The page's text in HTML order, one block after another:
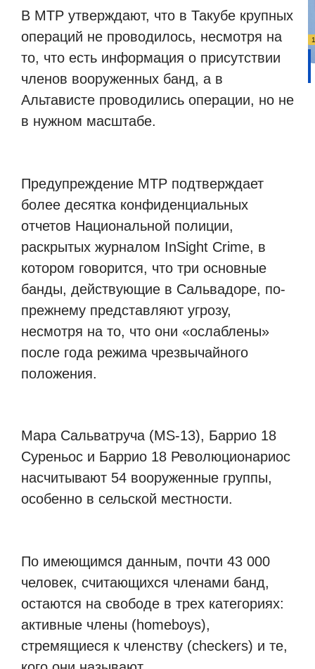
В МТР утверждают, что в Такубе крупных
операций не проводилось, несмотря на
то, что есть информация о присутствии
членов вооруженных банд, а в
Альтависте проводились операции, но не
в нужном масштабе.
Предупреждение MTP подтверждает
более десятка конфиденциальных
отчетов Национальной полиции,
раскрытых журналом InSight Crime, в
котором говорится, что три основные
банды, действующие в Сальвадоре, по-
прежнему представляют угрозу,
несмотря на то, что они «ослаблены»
после года режима чрезвычайного
положения.
Мара Сальватруча (MS-13), Баррио 18
Суреньос и Баррио 18 Революционариос
насчитывают 54 вооруженные группы,
особенно в сельской местности.
По имеющимся данным, почти 43 000
человек, считающихся членами банд,
остаются на свободе в трех категориях:
активные члены (homeboys),
стремящиеся к членству (checkers) и те,